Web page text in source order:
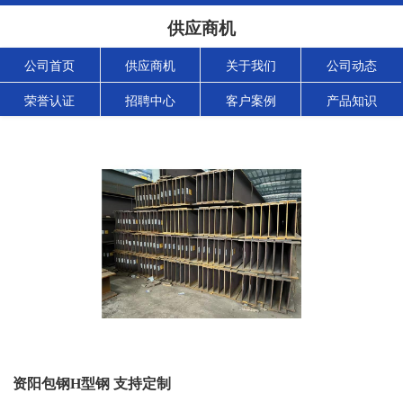
供应商机
公司首页 供应商机 关于我们 公司动态
荣誉认证 招聘中心 客户案例 产品知识
资阳包钢H型钢 支持定制